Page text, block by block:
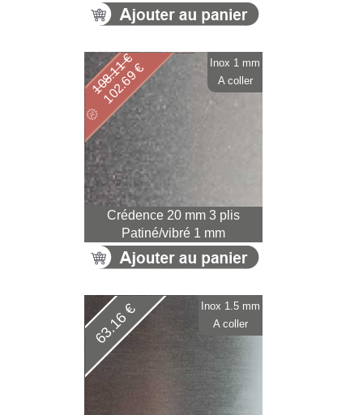
Crédence 20 mm 3 plis
Patiné/vibré 1 mm
102.69 €
108.11 €
Inox 1 mm
A coller
63.16 €
Inox 1.5 mm
A coller